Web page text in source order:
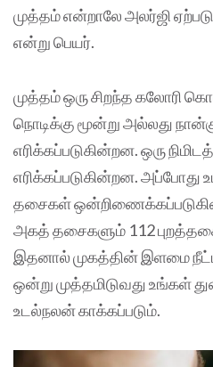
முத்தம் என்றாலே அலர்ஜி
என்று பெயர்.
முத்தம் ஒரு சிறந்த கலோரி
நொடிக்கு மூன்று அல்லது
எரிக்கப்படுகின்றன. ஒரு
எரிக்கப்படுகின்றன. அப்போது
தசைகள்
அகத் தசைகளும் 112
இதனால் முகத்தின் இளமை
ஒன்று முத்தமிடுவது உங்கள்
உடல்நலன் காக்கப்படும்.